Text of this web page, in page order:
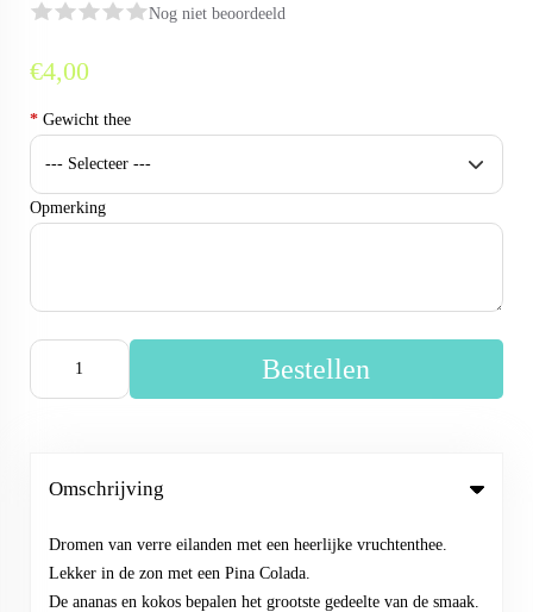
Nog niet beoordeeld
€4,00
* Gewicht thee
Opmerking
Bestellen
Omschrijving
Dromen van verre eilanden met een heerlijke vruchtenthee.
Lekker in de zon met een Pina Colada.
De ananas en kokos bepalen het grootste gedeelte van de smaak.